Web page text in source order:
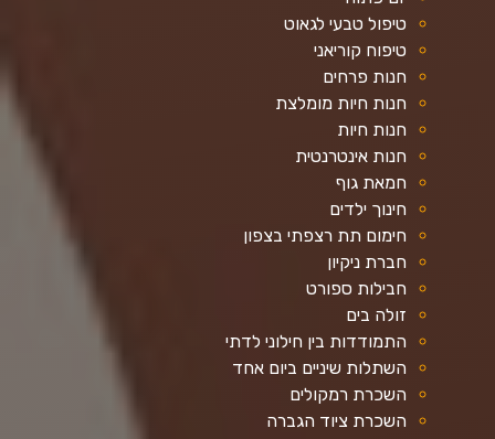
טיפול טבעי לגאוט
טיפוח קוריאני
חנות פרחים
חנות חיות מומלצת
חנות חיות
חנות אינטרנטית
חמאת גוף
חינוך ילדים
חימום תת רצפתי בצפון
חברת ניקיון
חבילות ספורט
זולה בים
התמודדות בין חילוני לדתי
השתלות שיניים ביום אחד
השכרת רמקולים
השכרת ציוד הגברה